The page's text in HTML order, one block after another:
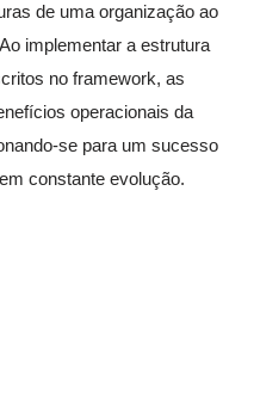
de uma organização ao
implementar a estrutura
no framework, as
operacionais da
se para um sucesso
constante evolução.